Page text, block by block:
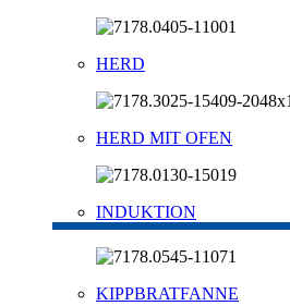
HERD
HERD MIT OFEN
INDUKTION
KIPPBRATFANNE